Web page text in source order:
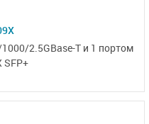
2.5GBase-Tи 1 портом
SFP+